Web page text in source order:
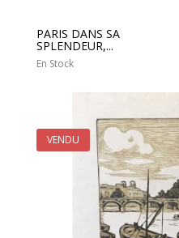
PARIS DANS SA
SPLENDEUR,...
En Stock
VENDU